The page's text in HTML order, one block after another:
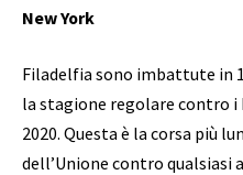
New York
Filadelfia sono imbattute in
la stagione regolare contro i
2020. Questa è la corsa più
dell’Unione contro qualsiasi